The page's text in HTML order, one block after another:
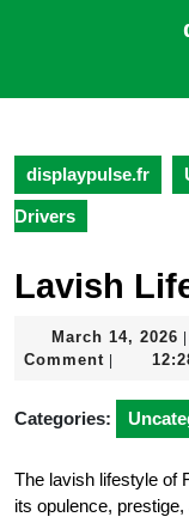
displaypulse.fr
Drivers
Lavish
March 14, 2026
Comment
Categories:
The lavish lifestyle of
its opulence,